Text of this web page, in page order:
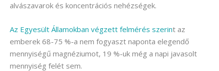
alvászavarok és koncentrációs nehézségek.
Az Egyesült Államokban végzett felmérés szerint az
emberek 68-75 %-a nem fogyaszt naponta elegendő
mennyiségű magnéziumot, 19 %-uk még a napi javasolt
mennyiség felét sem.